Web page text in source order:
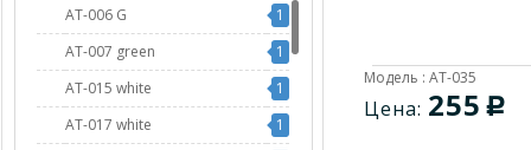
AT-006 G
1
AT-007 green
1
AT-015 white
1
AT-017 white
1
Цена: 255 c
Модель : AT-035